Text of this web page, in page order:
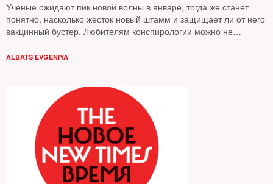
Ученые ожидают пик новой волны в январе, тогда же станет
понятно, насколько жесток новый штамм и защищает ли от него
вакцинный бустер. Любителям конспирологии можно не
ALBATS EVGENIYA